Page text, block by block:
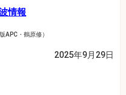
情報
APC・鶴原修）
2025年9月29日